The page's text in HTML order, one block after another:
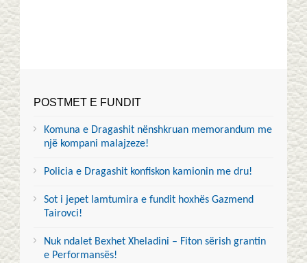
POSTMET E FUNDIT
Komuna e Dragashit nënshkruan memorandum me
një kompani malajzeze!
Policia e Dragashit konfiskon kamionin me dru!
Sot i jepet lamtumira e fundit hoxhës Gazmend
Tairovci!
Nuk ndalet Bexhet Xheladini – Fiton sërish grantin
e Performansës!